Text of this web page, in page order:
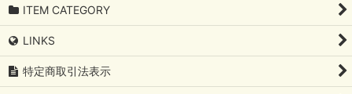
OTHER
UNDER 3500yen
ITEM CATEGORY
LINKS
特定商取引法表示